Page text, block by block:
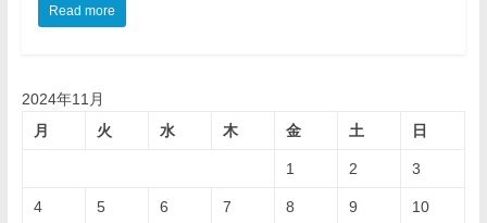
Read more
2024年11月
月
火 水 木 金 土 日
1 2 3
4 5 6 7 8 9 10